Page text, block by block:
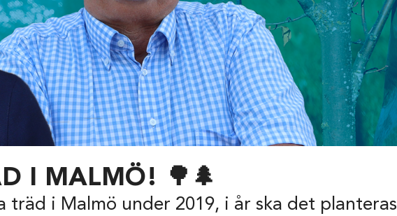
I MALMÖ! 🌳🌲
träd i Malmö under 2019, i år ska det planteras